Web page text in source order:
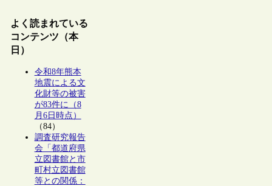
よく読まれている
コンテンツ（本
日）
令和8年熊本
地震による文
化財等の被害
が83件に（8
月6日時点）
（84）
調査研究報告
会「都道府県
立図書館と市
町村立図書館
等との関係：